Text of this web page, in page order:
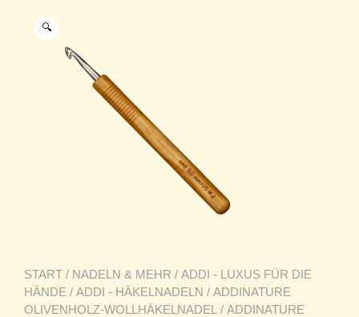
🔍
START / NADELN & MEHR / ADDI - LUXUS FÜR DIE
HÄNDE / ADDI - HÄKELNADELN / ADDINATURE
OLIVENHOLZ-WOLLHÄKELNADEL / ADDINATURE